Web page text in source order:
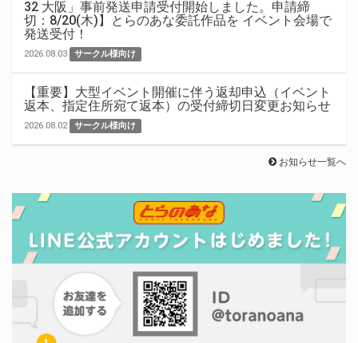
32 大阪」事前発送申請受付開始しました。申請締
切：8/20(木)】とらのあな委託作品を イベント会場で
発送受付！
2026.08.03 サークル様向け
【重要】大型イベント開催に伴う返却申込（イベント
返本、指定住所宛て返本）の受付締切日変更お知らせ
2026.08.02 サークル様向け
お知らせ一覧へ